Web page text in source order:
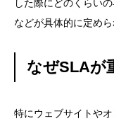
した際にどのくらい
などが具体的に定めら
なぜSLAが
特にウェブサイトや